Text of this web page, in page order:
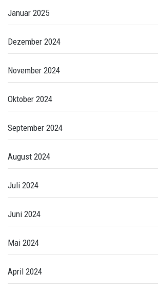
Januar 2025
Dezember 2024
November 2024
Oktober 2024
September 2024
August 2024
Juli 2024
Juni 2024
Mai 2024
April 2024